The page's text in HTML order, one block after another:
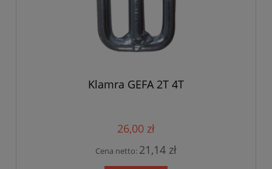
Klamra GEFA 2T 4T
26,00 zł
Cena netto: 21,14 zł